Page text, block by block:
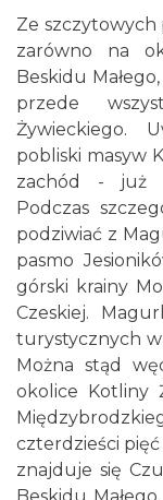
Ze szczytowych
zarówno na
Beskidu
przede
Żywieckiego.
pobliski masyw
zachód - już
Podczas
podziwiać z
pasmo
górski krainy
Czeskiej.
turystycznych w
Można stąd
okolice Kotliny
czterdzieści
znajduje się